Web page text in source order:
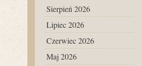
Sierpień 2026
Lipiec 2026
Czerwiec 2026
Maj 2026